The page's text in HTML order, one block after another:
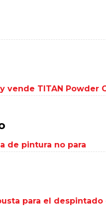
vende TITAN Powder
de pintura no para
para el